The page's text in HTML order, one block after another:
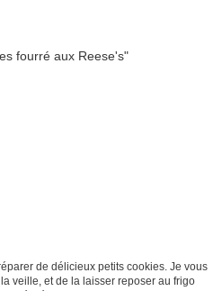
de délicieux petits cookies. Je vous
veille, et de la laisser reposer au frigo